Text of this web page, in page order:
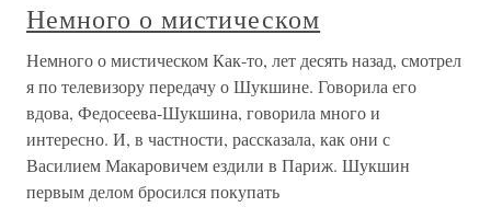
Немного о мистическом
Немного о мистическом Как-то, лет десять назад, смотрел
я по телевизору передачу о Шукшине. Говорила его
вдова, Федосеева-Шукшина, говорила много и
интересно. И, в частности, рассказала, как они с
Василием Макаровичем ездили в Париж. Шукшин
первым делом бросился покупать